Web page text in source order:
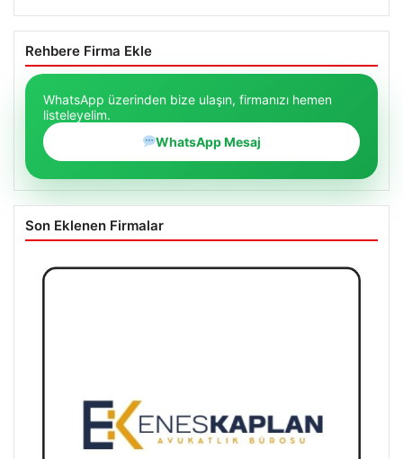
Rehbere Firma Ekle
WhatsApp üzerinden bize ulaşın, firmanızı hemen
listeleyelim.
WhatsApp Mesaj
Son Eklenen Firmalar